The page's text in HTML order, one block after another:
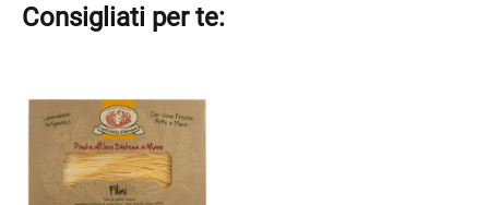
Consigliati per te:
produit
plusieurs
variations.